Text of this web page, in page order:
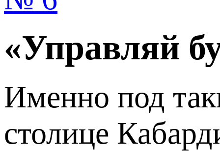
«Управляй
Именно под
столице